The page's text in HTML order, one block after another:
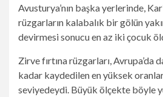
Avusturya’nın başka yerlerinde,
rüzgarların kalabalık bir gölün
devirmesi sonucu en az iki çocuk
Zirve fırtına rüzgarları, Avrupa’da
kadar kaydedilen en yüksek
seviyedeydi. Büyük ölçekte böyle